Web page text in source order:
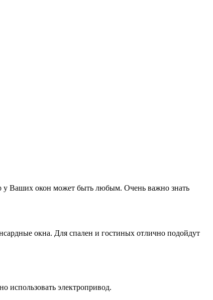
у Ваших окон может быть любым. Очень важно знать
окна. Для спален и гостиных отлично подойдут
использовать электропривод.